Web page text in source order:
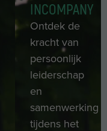
INCOMPANY
Ontdek de
kracht van
persoonlijk
leiderschap
en
samenwerking
tijdens het